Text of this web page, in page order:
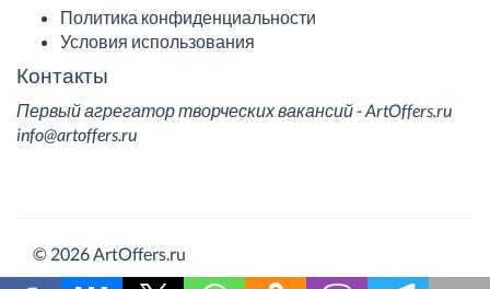
Политика конфиденциальности
Условия использования
Контакты
Первый агрегатор творческих вакансий - ArtOffers.ru
info@artoffers.ru
© 2026 ArtOffers.ru